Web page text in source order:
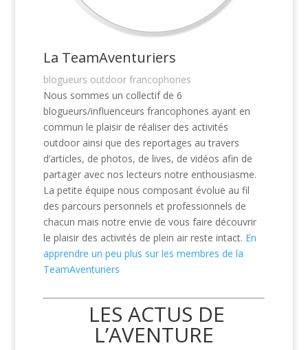
La TeamAventuriers
blogueurs outdoor francophones
Nous sommes un collectif de 6
blogueurs/influenceurs francophones ayant en
commun le plaisir de réaliser des activités
outdoor ainsi que des reportages au travers
d’articles, de photos, de lives, de vidéos afin de
partager avec nos lecteurs notre enthousiasme.
La petite équipe nous composant évolue au fil
des parcours personnels et professionnels de
chacun mais notre envie de vous faire découvrir
le plaisir des activités de plein air reste intact. En
apprendre un peu plus sur les membres de la
TeamAventuriers
LES ACTUS DE
L’AVENTURE